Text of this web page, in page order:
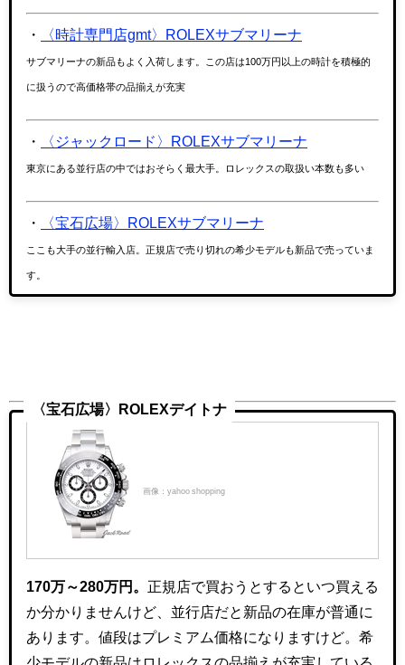
・ 〈時計専門店gmt〉ROLEXサブマリーナ
サブマリーナの新品もよく入荷します。この店は100万円以上の時計を積極的
に扱うので高価格帯の品揃えが充実
・ 〈ジャックロード〉ROLEXサブマリーナ
東京にある並行店の中ではおそらく最大手。ロレックスの取扱い本数も多い
・ 〈宝石広場〉ROLEXサブマリーナ
ここも大手の並行輸入店。正規店で売り切れの希少モデルも新品で売っていま
す。
〈宝石広場〉ROLEXデイトナ
画像：yahoo shopping
170万～280万円。 正規店で買おうとするといつ買える
か分かりませんけど、並行店だと新品の在庫が普通に
あります。値段はプレミアム価格になりますけど。希